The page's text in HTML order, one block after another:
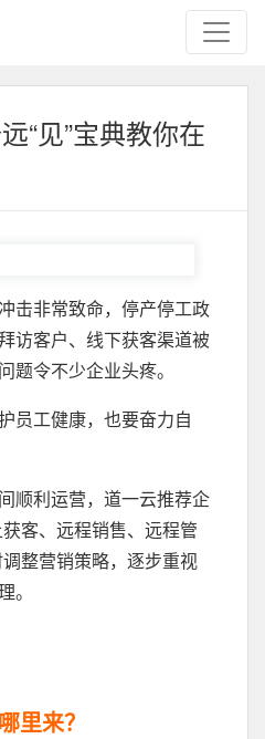
“见”宝典教你在
击非常致命，停产停工政
访客户、线下获客渠道被
题令不少企业头疼。
员工健康，也要奋力自
顺利运营，道一云推荐企
客、远程销售、远程管
整营销策略，逐步重视
。
里来？